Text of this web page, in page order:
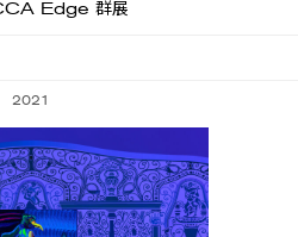
Edge 群展
2021